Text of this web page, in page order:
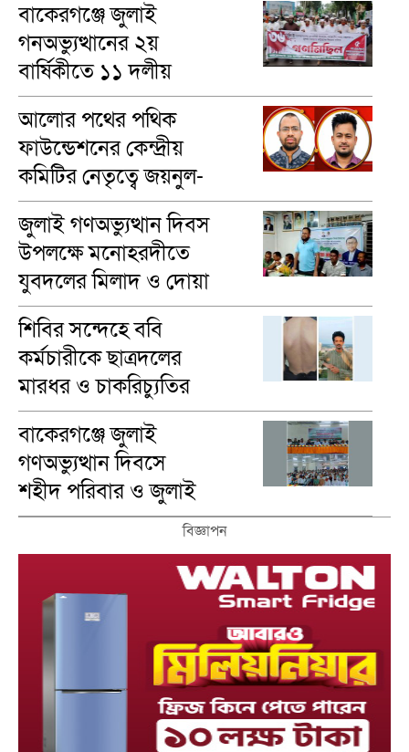
বাকেরগঞ্জে জুলাই
গনঅভ্যুত্থানের ২য়
বার্ষিকীতে ১১ দলীয়
ঐক্যের গণমিছিল
আলোর পথের পথিক
ফাউন্ডেশনের কেন্দ্রীয়
কমিটির নেতৃত্বে জয়নুল-
মাসুম
জুলাই গণঅভ্যুত্থান দিবস
উপলক্ষে মনোহরদীতে
যুবদলের মিলাদ ও দোয়া
মাহফিল অনুষ্ঠিত
শিবির সন্দেহে ববি
কর্মচারীকে ছাত্রদলের
মারধর ও চাকরিচ্যুতির
অভিযোগ
বাকেরগঞ্জে জুলাই
গণঅভ্যুত্থান দিবসে
শহীদ পরিবার ও জুলাই
যোদ্ধাদের সংবর্ধনা
বিজ্ঞাপন